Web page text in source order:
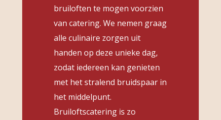
bruiloften te mogen voorzien
van catering. We nemen graag
alle culinaire zorgen uit
handen op deze unieke dag,
zodat iedereen kan genieten
met het stralend bruidspaar in
het middelpunt.
Bruiloftscatering is zo